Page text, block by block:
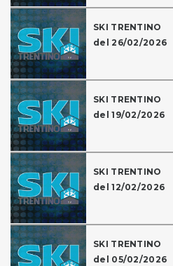
SKI TRENTINO
del 26/02/2026
SKI TRENTINO
del 19/02/2026
SKI TRENTINO
del 12/02/2026
SKI TRENTINO
del 05/02/2026